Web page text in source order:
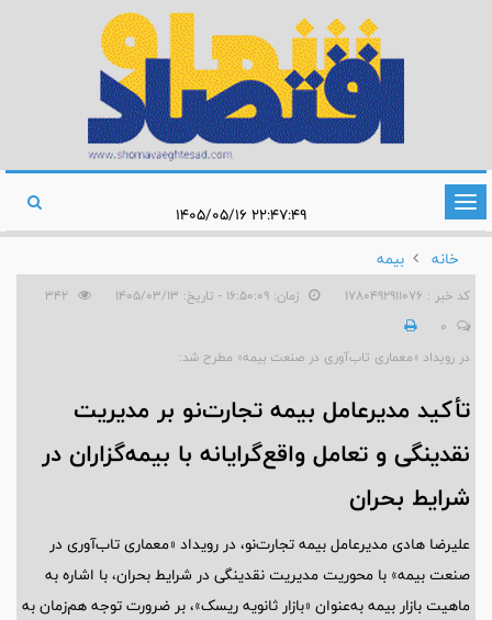
تغییر
وضعیت
ناوبری
خانه
بیمه
کد خبر : 1780492911076 زمان: ۱۶:۵۰:۰۹ - تاریخ: ۱۴۰۵/۰۳/۱۳
0
در رویداد «معماری تاب‌آوری در صنعت بیمه» مطرح شد:
تأکید مدیرعامل بیمه تجارت‌نو بر مدیریت
نقدینگی و تعامل واقع‌گرایانه با بیمه‌گزاران در
شرایط بحران
علیرضا هادی مدیرعامل بیمه تجارت‌نو، در رویداد «معماری تاب‌آوری در
صنعت بیمه» با محوریت مدیریت نقدینگی در شرایط بحران، با اشاره به
ماهیت بازار بیمه به‌عنوان «بازار ثانویه ریسک»، بر ضرورت توجه هم‌زمان به